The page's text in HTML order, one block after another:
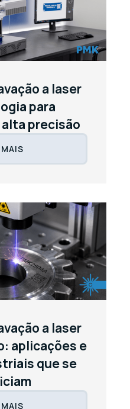
a laser
para
precisão
a laser
aplicações e
que se